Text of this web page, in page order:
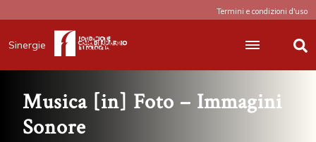
Termini e condizioni d'uso
Sinergie
Musica [in] Foto – Immagini
Sonore